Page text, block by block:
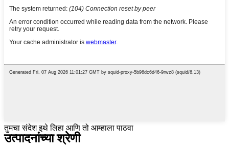
तुमचा संदेश इथे लिहा आणि तो आम्हाला पाठवा
उत्पादनांच्या श्रेणी